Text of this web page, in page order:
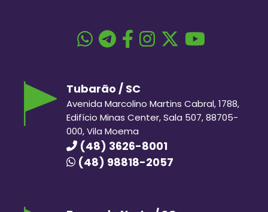
Tubarão / SC
Avenida Marcolino Martins Cabral, 1788,
Edifício Minas Center, Sala 507, 88705-
000, Vila Moema
(48) 3626-8001
(48) 98818-2057